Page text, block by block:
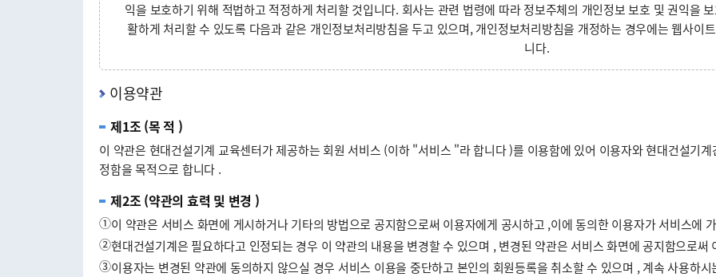
익을 보호하기 위해 적법하고 적정하게 처리할 것입니다. 회사는 관련 법령에 따라 정보주체의 개인정보 보호 및 권익을
활하게 처리할 수 있도록 다음과 같은 개인정보처리방침을 두고 있으며, 개인정보처리방침을 개정하는 경우에는 웹사이
니다.
이용약관
제1조 (목 적 )
이 약관은 현대건설기계 교육센터가 제공하는 회원 서비스 (이하 "서비스 "라 합니다 )를 이용함에 있어 이용자와 현대건설기
정함을 목적으로 합니다 .
제2조 (약관의 효력 및 변경 )
①이 약관은 서비스 화면에 게시하거나 기타의 방법으로 공지함으로써 이용자에게 공시하고 ,이에 동의한 이용자가 서비스에
②현대건설기계은 필요하다고 인정되는 경우 이 약관의 내용을 변경할 수 있으며 , 변경된 약관은 서비스 화면에 공지함으로
③이용자는 변경된 약관에 동의하지 않으실 경우 서비스 이용을 중단하고 본인의 회원등록을 취소할 수 있으며 , 계속 사용하